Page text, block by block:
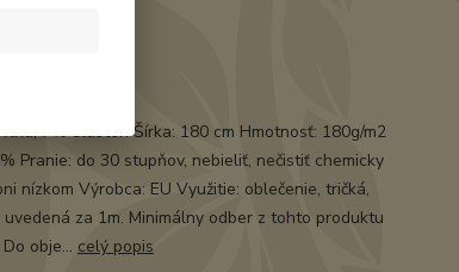
7% elasten Šírka: 180 cm Hmotnosť: 180g/m2
Pranie: do 30 stupňov, nebieliť, nečistiť chemicky
nízkom Výrobca: EU Využitie: oblečenie, tričká,
uvedená za 1m. Minimálny odber z tohto produktu
obje... celý popis